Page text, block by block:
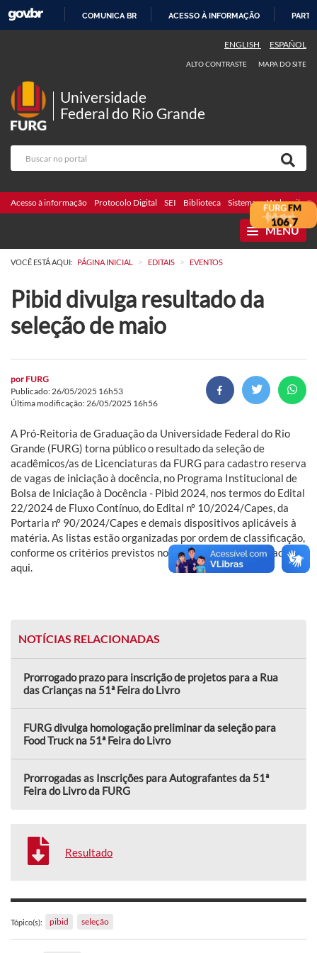
COMUNICA BR ACESSO À INFORMAÇÃO
ENGLISH ESPAÑOL
ALTO CONTRASTE MAPA DO SITE
Universidade
Federal do Rio Grande
Acesso à informação Protocolo Digital SEI Biblioteca Sistemas Webmail
MENU
VOCÊ ESTÁ AQUI: PÁGINA INICIAL > EDITAIS > EVENTOS
Pibid divulga resultado da
seleção de maio
por FURG
Publicado: 26/05/2025 16h53
Última modificação: 26/05/2025 16h56
A Pró-Reitoria de Graduação da Universidade Federal do Rio
Grande (FURG) torna público o resultado da seleção de
acadêmicos/as de Licenciaturas da FURG para cadastro reserva
de vagas de iniciação à docência, no Programa Institucional de
Bolsa de Iniciação à Docência - Pibid 2024, nos termos do Edital
22/2024 de Fluxo Contínuo, do Edital nº 10/2024/Capes, da
Portaria nº 90/2024/Capes e demais dispositivos aplicáveis à
matéria. As listas estão organizadas por ordem de classificação,
conforme os critérios previstos no edital. Acesse o resultado
aqui.
NOTÍCIAS RELACIONADAS
Prorrogado prazo para inscrição de projetos para a Rua
das Crianças na 51ª Feira do Livro
FURG divulga homologação preliminar da seleção para
Food Truck na 51ª Feira do Livro
Prorrogadas as Inscrições para Autografantes da 51ª
Feira do Livro da FURG
Resultado
Tópico(s): pibid seleção